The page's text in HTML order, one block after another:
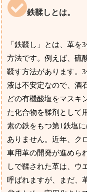
鉄鞣しとは。
「鉄鞣し」とは、革を
方法です。例えば、硫
鞣す方法があります。
液は不安定なので、酒
どの有機酸塩をマスキ
た化合物を鞣剤として
素の鉄をもつ第1鉄塩
ありません。近年、ク
車用革の開発が進めら
しで鞣された革は、ウ
呼ばれますが、まだ、